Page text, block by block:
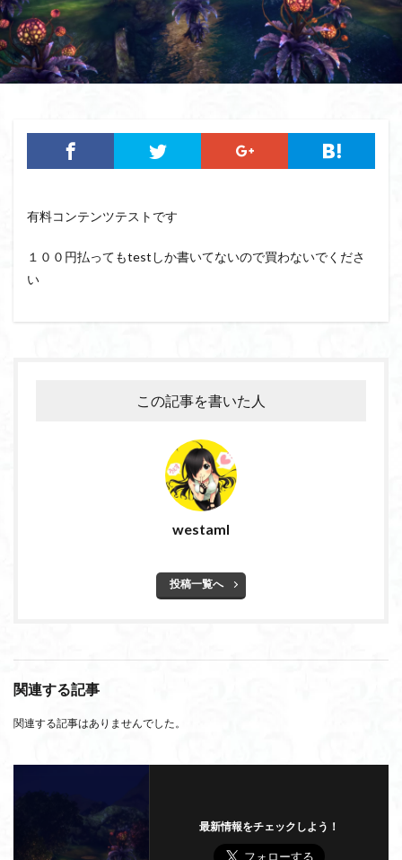
有料コンテンツテストです
１００円払ってもtestしか書いてないので買わないでくださ
い
この記事を書いた人
westaml
投稿一覧へ
関連する記事
関連する記事はありませんでした。
最新情報をチェックしよう！